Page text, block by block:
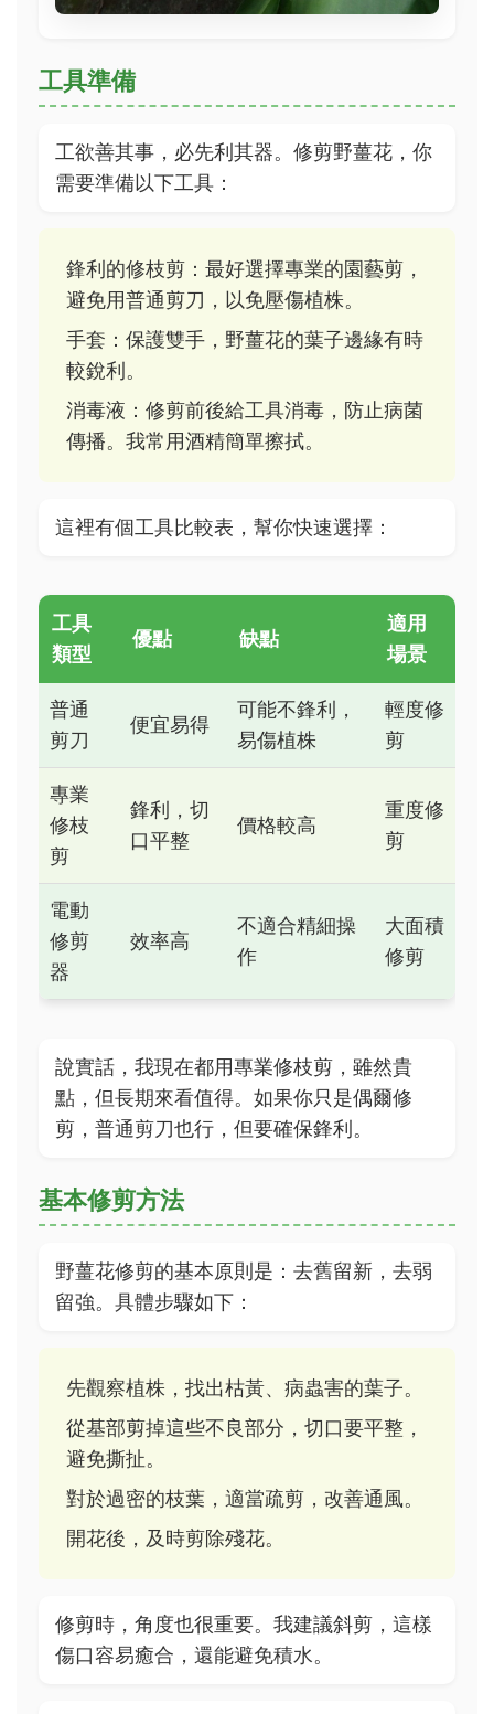
工具準備
工欲善其事，必先利其器。修剪野薑花，你
需要準備以下工具：
鋒利的修枝剪：最好選擇專業的園藝剪，
避免用普通剪刀，以免壓傷植株。
手套：保護雙手，野薑花的葉子邊緣有時
較銳利。
消毒液：修剪前後給工具消毒，防止病菌
傳播。我常用酒精簡單擦拭。
這裡有個工具比較表，幫你快速選擇：
工具
類型
優點 缺點
適用
場景
普通
剪刀
便宜易得
可能不鋒利，
易傷植株
輕度修
剪
專業
修枝
剪
鋒利，切
口平整
價格較高
重度修
剪
電動
修剪
器
效率高
不適合精細操
作
大面積
修剪
說實話，我現在都用專業修枝剪，雖然貴
點，但長期來看值得。如果你只是偶爾修
剪，普通剪刀也行，但要確保鋒利。
基本修剪方法
野薑花修剪的基本原則是：去舊留新，去弱
留強。具體步驟如下：
先觀察植株，找出枯黃、病蟲害的葉子。
從基部剪掉這些不良部分，切口要平整，
避免撕扯。
對於過密的枝葉，適當疏剪，改善通風。
開花後，及時剪除殘花。
修剪時，角度也很重要。我建議斜剪，這樣
傷口容易癒合，還能避免積水。